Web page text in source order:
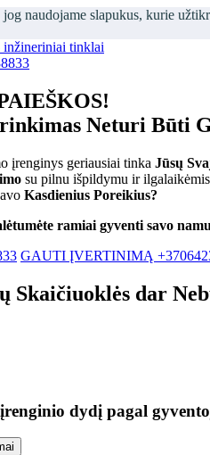
naudojame slapukus, kurie
Neturi Būti
įrenginys geriausiai tinka Jūsų
su pilnu išpildymu ir
Kasdienius Poreikius?
ramiai gyventi savo
GAUTI ĮVERTINIMĄ
Skaičiuoklės dar
dydį pagal